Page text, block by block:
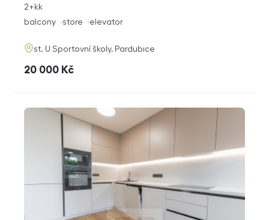
rozměry
disposition
2+kk
funkce
balcony store elevator
adresa
st. U Sportovní školy, Pardubice
cena
20 000 Kč